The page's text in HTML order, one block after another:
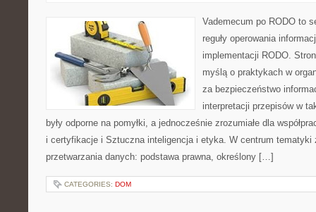
Vademecum po RODO to
reguły operowania
implementacji RODO.
myślą o praktykach w
za bezpieczeństwo
interpretacji przepisów w
były odporne na pomyłki, a jednocześnie zrozumiałe dla
i certyfikacje i Sztuczna inteligencja i etyka. W centrum tematyki
przetwarzania danych: podstawa prawna, określony […]
CATEGORIES: DOM